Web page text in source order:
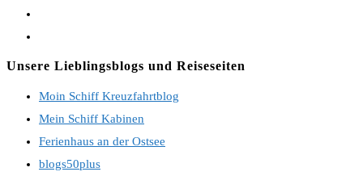
tab
new
tab
Unsere Lieblingsblogs und Reiseseiten
Moin Schiff Kreuzfahrtblog
Mein Schiff Kabinen
Ferienhaus an der Ostsee
blogs50plus